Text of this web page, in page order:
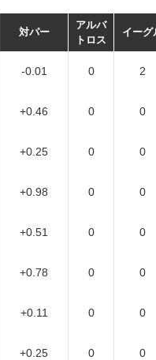
対パー
アルバ
トロス
イーグ
-0.01 0 2
+0.46 0 0
+0.25 0 0
+0.98 0 0
+0.51 0 0
+0.78 0 0
+0.11 0 0
+0.25 0 0